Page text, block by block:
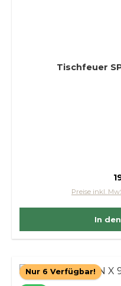
Tischfeuer
Preise inkl.
In
Nur 6 Verfügbar!